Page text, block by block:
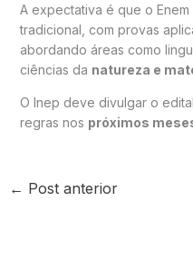
A expectativa é que o
tradicional, com provas
abordando áreas como
ciências da natureza e
O Inep deve divulgar o
regras nos próximos
← Post anterior